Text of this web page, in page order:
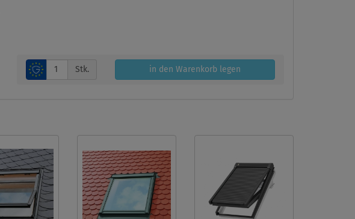
Stk. in den Warenkorb legen